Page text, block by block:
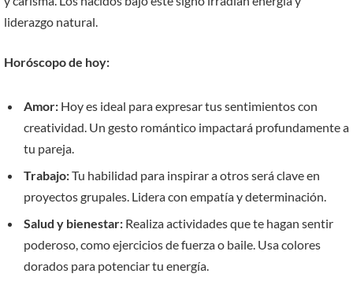
liderazgo natural.
Horóscopo de hoy:
Amor: Hoy es ideal para expresar tus sentimientos con
creatividad. Un gesto romántico impactará profundamente a
tu pareja.
Trabajo:Tu habilidad para inspirar a otros será clave en
proyectos grupales. Lidera con empatía y determinación.
Salud y bienestar: Realiza actividades que te hagan sentir
poderoso, como ejercicios de fuerza o baile. Usa colores
dorados para potenciar tu energía.